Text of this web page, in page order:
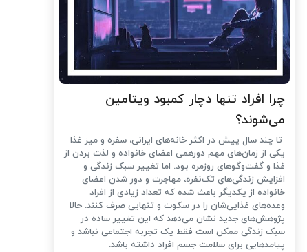
چرا افراد تنها دچار کمبود ویتامین
می‌شوند؟
تا چند سال پیش در اکثر خانه‌های ایرانی، سفره و میز غذا
یکی از زمان‌های مهم دورهمی اعضای خانواده و لذت بردن از
غذا و گفت‌وگوهای روزمره بود. اما تغییر سبک زندگی و
افزایش زندگی‌های تک‌نفره، مهاجرت و دور شدن اعضای
خانواده از یکدیگر باعث شده که تعداد زیادی از افراد
وعده‌های غذایی‌شان را در سکوت و تنهایی صرف کنند. حالا
پژوهش‌های جدید نشان می‌دهد که این تغییر ساده در
سبک زندگی ممکن است فقط یک تجربه اجتماعی نباشد و
پیامدهایی برای سلامت جسم افراد داشته باشد.